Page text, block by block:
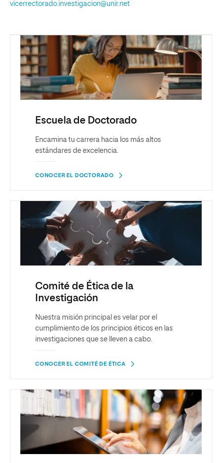
vicerrectorado.investigacion@unir.net
Escuela de Doctorado
Encamina tu carrera hacia los más altos
estándares de excelencia.
CONOCER EL DOCTORADO
Comité de Ética de la
Investigación
Nuestra misión principal es velar por el
cumplimiento de los principios éticos en las
investigaciones que se lleven a cabo.
CONOCER EL COMITÉ DE ÉTICA